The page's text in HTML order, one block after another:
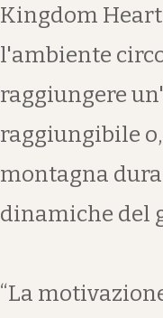
Kingdom
l'ambiente
raggiungere
raggiungibile
montagna
dinamiche del
“La